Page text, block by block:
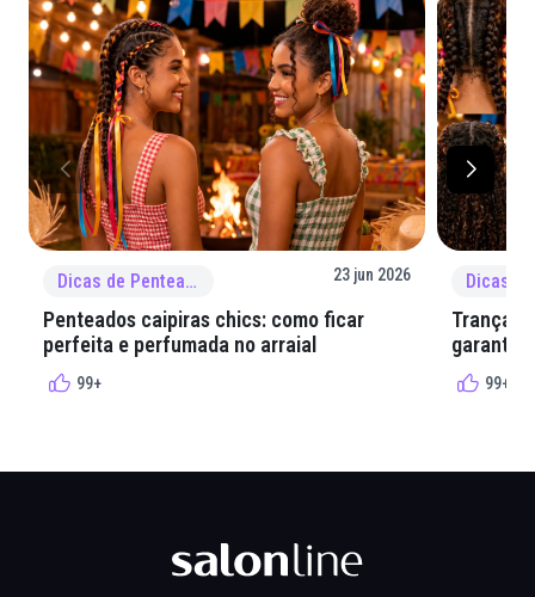
Dicas de Penteado 23 jun 2026
Penteados caipiras chics: como ficar
perfeita e perfumada no arraial
99+
Tranças
garantir
99+